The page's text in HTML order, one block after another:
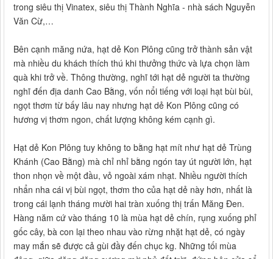
trong siêu thị Vinatex, siêu thị Thành Nghĩa - nhà sách Nguyễn
Văn Cừ,…
Bên cạnh măng nứa, hạt dẻ Kon Plông cũng trở thành sản vật
mà nhiều du khách thích thú khi thưởng thức và lựa chọn làm
quà khi trở về. Thông thường, nghĩ tới hạt dẻ người ta thường
nghĩ đến địa danh Cao Bằng, vốn nổi tiếng với loại hạt bùi bùi,
ngọt thơm từ bấy lâu nay nhưng hạt dẻ Kon Plông cũng có
hương vị thơm ngon, chất lượng không kém cạnh gì.
Hạt dẻ Kon Plông tuy không to bằng hạt mít như hạt dẻ Trùng
Khánh (Cao Bằng) mà chỉ nhỉ bằng ngón tay út người lớn, hạt
thon nhọn về một đầu, vỏ ngoài xám nhạt. Nhiều người thích
nhẩn nha cái vị bùi ngọt, thơm tho của hạt dẻ này hơn, nhất là
trong cái lạnh tháng mười hai tràn xuống thị trấn Măng Đen.
Hàng năm cứ vào tháng 10 là mùa hạt dẻ chín, rụng xuống phỉ
gốc cây, bà con lại theo nhau vào rừng nhặt hạt dẻ, có ngày
may mắn sẽ được cả gùi đầy đến chục kg. Những tối mùa